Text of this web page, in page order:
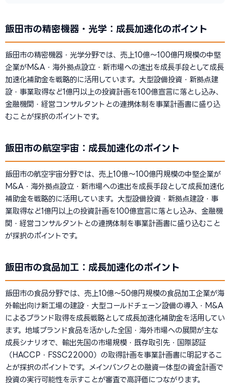
飯田市の精密機器・光学：成長加速化のポイント
飯田市の精密機器・光学分野では、売上10億〜100億円規模の中堅
企業がM&A・海外拠点設立・新市場への進出を成長手段として成長
加速化補助金を戦略的に活用しています。大型設備投資・新拠点建
設・事業取得など1億円以上の投資計画を100億宣言に落とし込み、
金融機関・経営コンサルタントとの連携体制を事業計画書に盛り込
むことが採択のポイントです。
飯田市の航空宇宙：成長加速化のポイント
飯田市の航空宇宙分野では、売上10億〜100億円規模の中堅企業が
M&A・海外拠点設立・新市場への進出を成長手段として成長加速化
補助金を戦略的に活用しています。大型設備投資・新拠点建設・事
業取得など1億円以上の投資計画を100億宣言に落とし込み、金融機
関・経営コンサルタントとの連携体制を事業計画書に盛り込むこと
が採択のポイントです。
飯田市の食品加工：成長加速化のポイント
飯田市の食品分野では、売上10億〜50億円規模の食品加工企業が海
外輸出向け新工場の建設・大型コールドチェーン設備の導入・M&A
によるブランド取得を成長戦略として成長加速化補助金を活用してい
ます。地域ブランド食品を活かした全国・海外市場への展開が主な
成長シナリオで、輸出先国の市場規模・既存取引先・国際認証
（HACCP・FSSC22000）の取得計画を事業計画書に明記するこ
とが採択のポイントです。メインバンクとの融資一体型の資金計画で
投資の実行可能性を示すことが審査で高評価につながります。